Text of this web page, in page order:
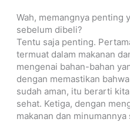
Wah, memangnya penting
sebelum dibeli?
Tentu saja penting.
termuat dalam makanan
mengenai bahan-bahan
dengan memastikan
sudah aman, itu berarti
sehat. Ketiga, dengan
makanan dan